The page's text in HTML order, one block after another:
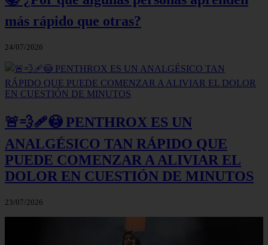
más rápido que otras?
24/07/2026
🚨💨🩹😳 PENTHROX ES UN
ANALGÉSICO TAN RÁPIDO QUE
PUEDE COMENZAR A ALIVIAR EL
DOLOR EN CUESTIÓN DE MINUTOS
23/07/2026